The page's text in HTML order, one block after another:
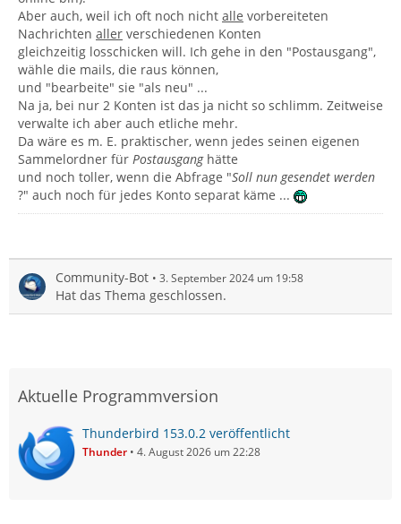
Aber auch, weil ich oft noch nicht alle vorbereiteten
Nachrichten aller verschiedenen Konten
gleichzeitig losschicken will. Ich gehe in den "Postausgang",
wähle die mails, die raus können,
und "bearbeite" sie "als neu" ...
Na ja, bei nur 2 Konten ist das ja nicht so schlimm. Zeitweise
verwalte ich aber auch etliche mehr.
Da wäre es m. E. praktischer, wenn jedes seinen eigenen
Sammelordner für Postausganghätte
und noch toller, wenn die Abfrage "Soll nun gesendet werden
?" auch noch für jedes Konto separat käme ...
Community-Bot 3. September 2024 um 19:58
Hat das Thema geschlossen.
Aktuelle Programmversion
Thunderbird 153.0.2 veröffentlicht
Thunder 4. August 2026 um 22:28